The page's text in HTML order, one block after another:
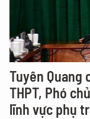
Tuyên
THPT, Phó
lĩnh vực phụ